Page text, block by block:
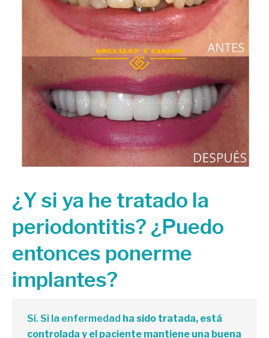
¿Y si ya he tratado la
periodontitis? ¿Puedo
entonces ponerme
implantes?
Sí. Si la enfermedad ha sido tratada, está
controlada y el paciente mantiene una buena